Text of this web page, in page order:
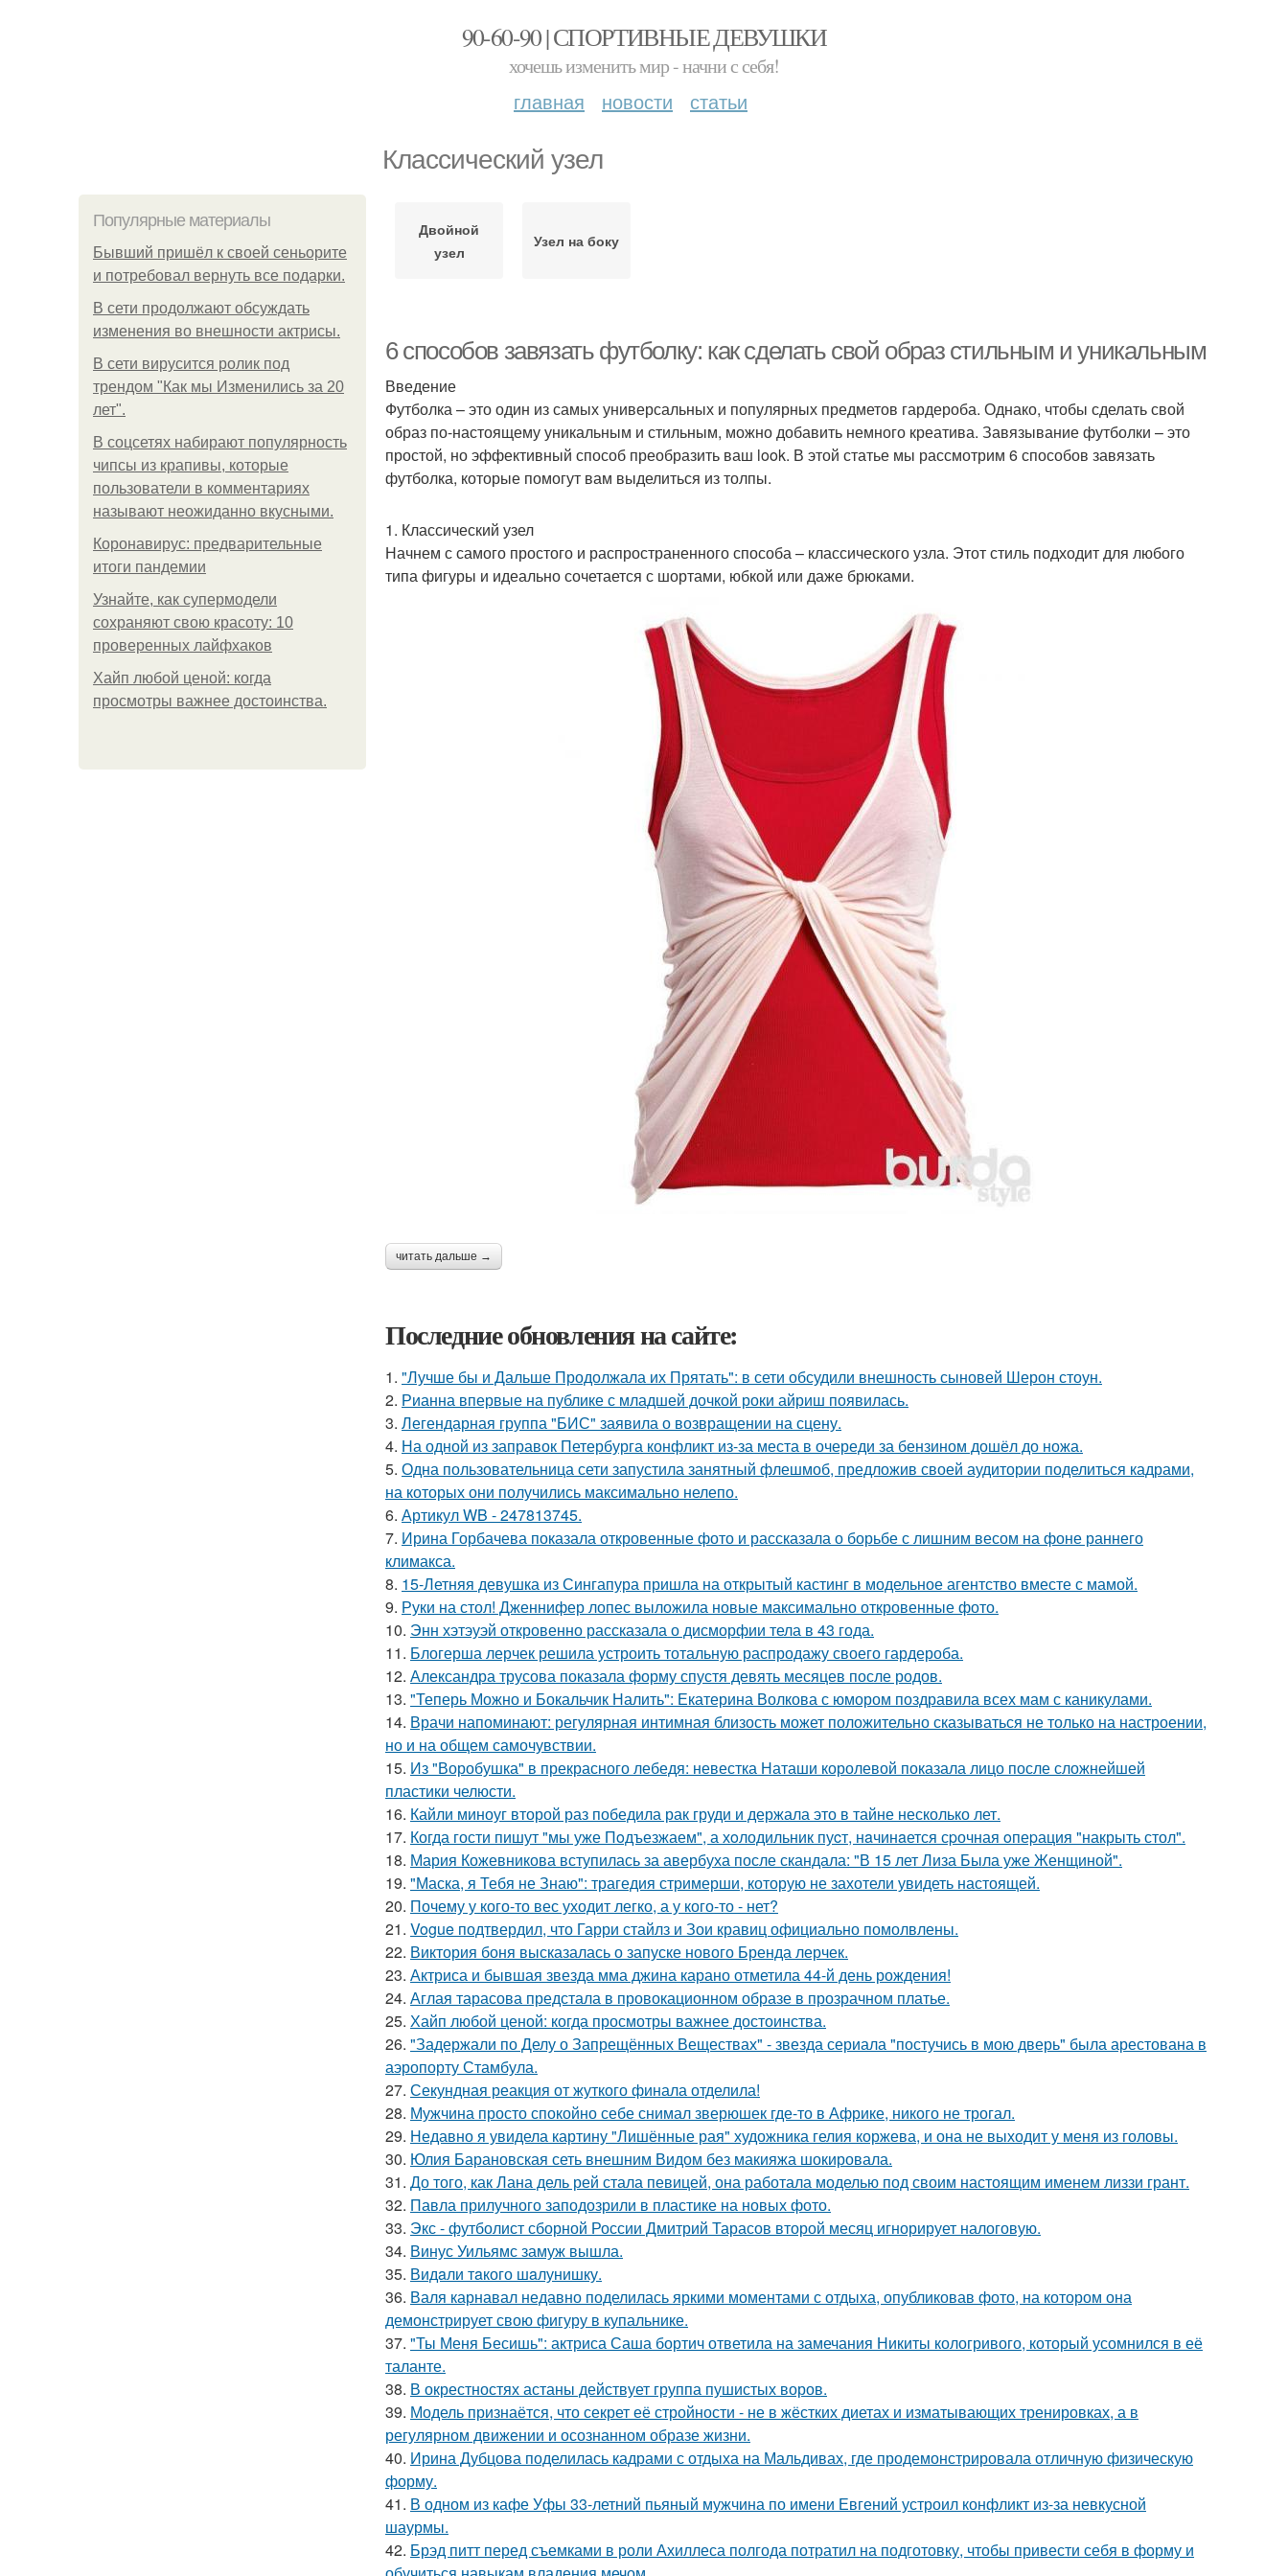
90-60-90 | СПОРТИВНЫЕ ДЕВУШКИ
хочешь изменить мир - начни с себя!
главная новости статьи
Классический узел
Популярные материалы
Бывший пришёл к своей сеньорите
и потребовал вернуть все подарки.
В сети продолжают обсуждать
изменения во внешности актрисы.
В сети вирусится ролик под
трендом "Как мы Изменились за 20
лет".
В соцсетях набирают популярность
чипсы из крапивы, которые
пользователи в комментариях
называют неожиданно вкусными.
Коронавирус: предварительные
итоги пандемии
Узнайте, как супермодели
сохраняют свою красоту: 10
проверенных лайфхаков
Хайп любой ценой: когда
просмотры важнее достоинства.
Двойной
узел
Узел на боку
6 способов завязать футболку: как сделать свой образ стильным и уникальным
Введение
Футболка – это один из самых универсальных и популярных предметов гардероба. Однако, чтобы сделать свой
образ по-настоящему уникальным и стильным, можно добавить немного креатива. Завязывание футболки – это
простой, но эффективный способ преобразить ваш look. В этой статье мы рассмотрим 6 способов завязать
футболка, которые помогут вам выделиться из толпы.
1. Классический узел
Начнем с самого простого и распространенного способа – классического узла. Этот стиль подходит для любого
типа фигуры и идеально сочетается с шортами, юбкой или даже брюками.
читать дальше →
Последние обновления на сайте:
1. "Лучше бы и Дальше Продолжала их Прятать": в сети обсудили внешность сыновей Шерон стоун.
2. Рианна впервые на публике с младшей дочкой роки айриш появилась.
3. Легендарная группа "БИС" заявила о возвращении на сцену.
4. На одной из заправок Петербурга конфликт из-за места в очереди за бензином дошёл до ножа.
5. Одна пользовательница сети запустила занятный флешмоб, предложив своей аудитории поделиться кадрами,
на которых они получились максимально нелепо.
6. Артикул WB - 247813745.
7. Ирина Горбачева показала откровенные фото и рассказала о борьбе с лишним весом на фоне раннего
климакса.
8. 15-Летняя девушка из Сингапура пришла на открытый кастинг в модельное агентство вместе с мамой.
9. Руки на стол! Дженнифер лопес выложила новые максимально откровенные фото.
10. Энн хэтэуэй откровенно рассказала о дисморфии тела в 43 года.
11. Блогерша лерчек решила устроить тотальную распродажу своего гардероба.
12. Александра трусова показала форму спустя девять месяцев после родов.
13. "Теперь Можно и Бокальчик Налить": Екатерина Волкова с юмором поздравила всех мам с каникулами.
14. Врачи напоминают: регулярная интимная близость может положительно сказываться не только на настроении,
но и на общем самочувствии.
15. Из "Воробушка" в прекрасного лебедя: невестка Наташи королевой показала лицо после сложнейшей
пластики челюсти.
16. Кайли миноуг второй раз победила рак груди и держала это в тайне несколько лет.
17. Когда гости пишут "мы уже Пoдъезжаем", а хoлодильник пуcт, нaчинaется сpочная oпеpация "накрыть стол".
18. Мария Кожевникова вступилась за авербуха после скандала: "В 15 лет Лиза Была уже Женщиной".
19. "Маска, я Тебя не Знаю": трагедия стримерши, которую не захотели увидеть настоящей.
20. Почему у кого-то вес уходит легко, а у кого-то - нет?
21. Vogue подтвердил, что Гарри стайлз и Зои кравиц официально помолвлены.
22. Виктория боня высказалась о запуске нового Бренда лерчек.
23. Актриса и бывшая звезда мма джина карано отметила 44-й день рождения!
24. Аглая тарасова предстала в провокационном образе в прозрачном платье.
25. Хайп любой ценой: когда просмотры важнее достоинства.
26. "Задержали по Делу о Запрещённых Веществах" - звезда сериала "постучись в мою дверь" была арестована в
аэропорту Стамбула.
27. Секундная реакция от жуткого финала отделила!
28. Мужчина просто спокойно себе снимал зверюшек где-то в Африке, никого не трогал.
29. Недавно я увидела картину "Лишённые рая" художника гелия коржева, и она не выходит у меня из головы.
30. Юлия Барановская сеть внешним Видом без макияжа шокировала.
31. До того, как Лана дель рей стала певицей, она работала моделью под своим настоящим именем лиззи грант.
32. Павла прилучного заподозрили в пластике на новых фото.
33. Экс - футболист сборной России Дмитрий Тарасов второй месяц игнорирует налоговую.
34. Винус Уильямс замуж вышла.
35. Видaли тaкого шaлунишку.
36. Валя карнавал недавно поделилась яркими моментами с отдыха, опубликовав фото, на котором она
демонстрирует свою фигуру в купальнике.
37. "Ты Меня Бесишь": актриса Саша бортич ответила на замечания Никиты кологривого, который усомнился в её
таланте.
38. В окрестностях астаны действует группа пушистых воров.
39. Модель признаётся, что секрет её стройности - не в жёстких диетах и изматывающих тренировках, а в
регулярном движении и осознанном образе жизни.
40. Ирина Дубцова поделилась кадрами с отдыха на Мальдивах, где продемонстрировала отличную физическую
форму.
41. В одном из кафе Уфы 33-летний пьяный мужчина по имени Евгений устроил конфликт из-за невкусной
шаурмы.
42. Брэд питт перед съемками в роли Ахиллеса полгода потратил на подготовку, чтобы привести себя в форму и